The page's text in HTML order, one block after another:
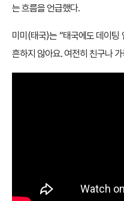
는 흐름을 언급했다.
미미(태국)는 “태국에도 데이팅
흔하지 않아요. 여전히 친구나